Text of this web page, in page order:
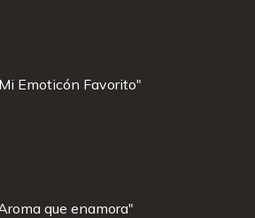
Emoticón Favorito"
que enamora"